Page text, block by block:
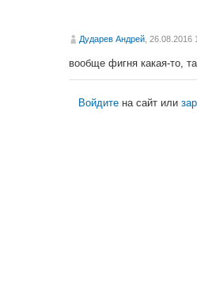
Дударев Андрей , 26.08.2016
вообще фигня какая-то,
Войдите на сайт или